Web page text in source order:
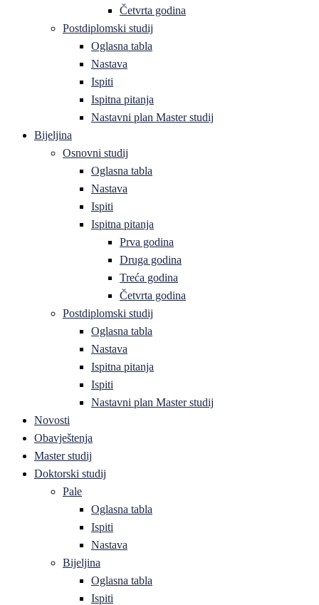
Četvrta godina
Postdiplomski studij
Oglasna tabla
Nastava
Ispiti
Ispitna pitanja
Nastavni plan Master studij
Bijeljina
Osnovni studij
Oglasna tabla
Nastava
Ispiti
Ispitna pitanja
Prva godina
Druga godina
Treća godina
Četvrta godina
Postdiplomski studij
Oglasna tabla
Nastava
Ispitna pitanja
Ispiti
Nastavni plan Master studij
Novosti
Obavještenja
Master studij
Doktorski studij
Pale
Oglasna tabla
Ispiti
Nastava
Bijeljina
Oglasna tabla
Ispiti